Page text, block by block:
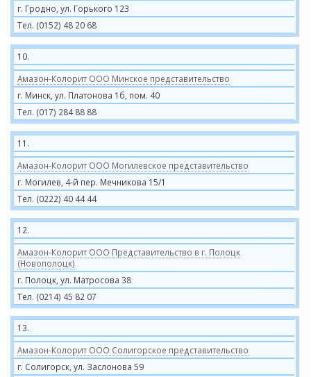
г. Гродно, ул. Горького 123
Тел. (0152) 48 20 68
10.
Амазон-Колорит ООО Минское представительство
г. Минск, ул. Платонова 1б, пом. 40
Тел. (017) 284 88 88
11.
Амазон-Колорит ООО Могилевское представительство
г. Могилев, 4-й пер. Мечникова 15/1
Тел. (0222) 40 44 44
12.
Амазон-Колорит ООО Представительство в г. Полоцк
(Новополоцк)
г. Полоцк, ул. Матросова 38
Тел. (0214) 45 82 07
13.
Амазон-Колорит ООО Солигорское представительство
г. Солигорск, ул. Заслонова 59